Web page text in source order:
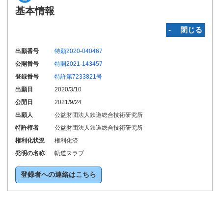
基本情報
‐ 閉じる
出願番号
特願2020-040467
公開番号
特開2021-143457
登録番号
特許第7233821号
出願日
2020/3/10
公開日
2021/9/24
出願人
公益財団法人鉄道総合技術研究所
特許権者
公益財団法人鉄道総合技術研究所
権利化状況
権利化済
発明の名称
軌道スラブ
登録者への連絡はこちら